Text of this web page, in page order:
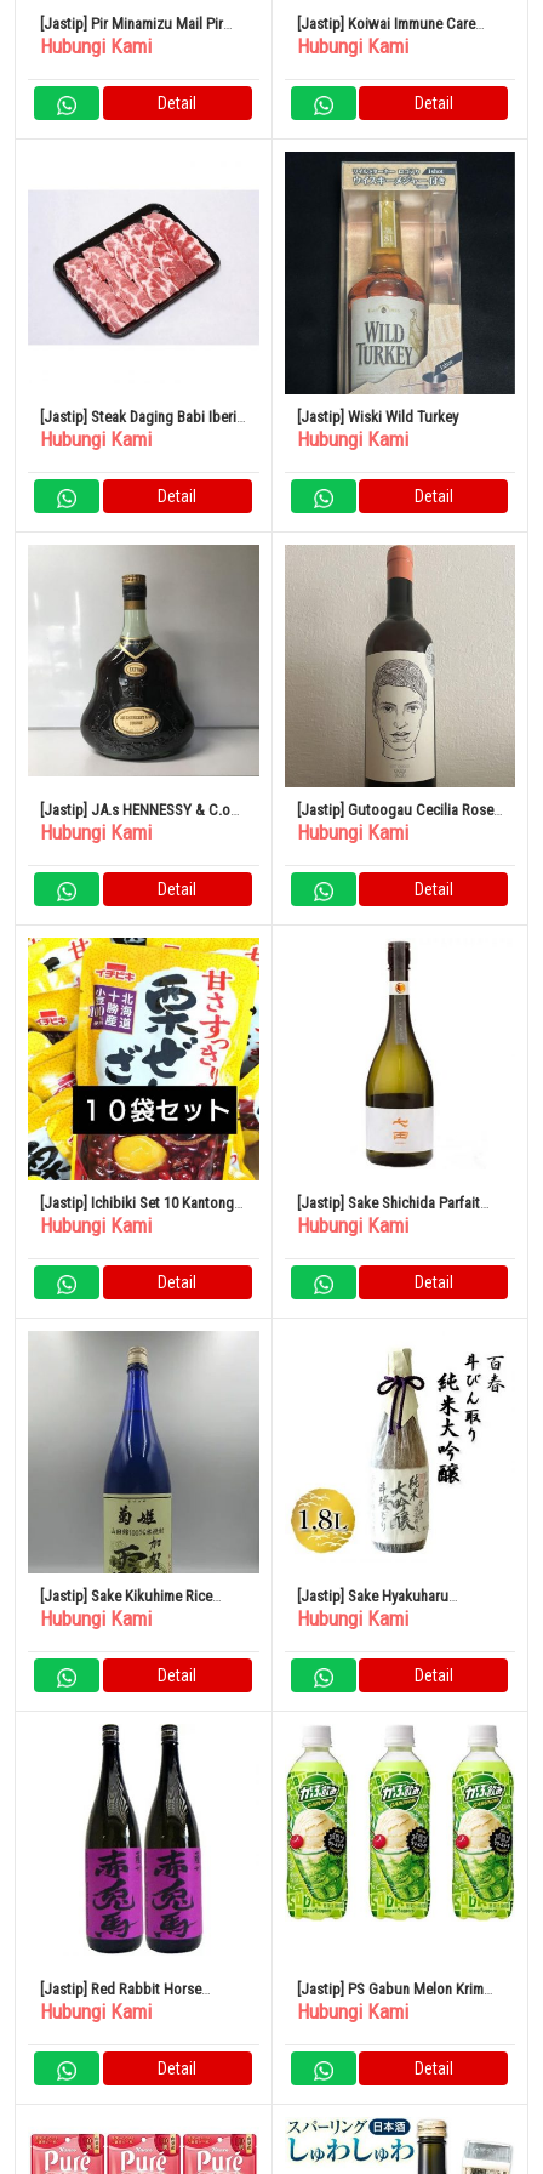
[Jastip] Pir Minamizu Mail Pir
Jepang Kotak Kecil 4 – 6 Buah
Hubungi Kami
Detail
[Jastip] Koiwai Immune Care
Yogurt Rendah Lemak 100g Set
Hubungi Kami
Detail
[Jastip] Steak Daging Babi Iberia
Spanyol 500G
Hubungi Kami
Detail
[Jastip] Wiski Wild Turkey
Hubungi Kami
Detail
[Jastip] JA.s HENNESSY & C.o
COGNAC EXTRA
Hubungi Kami
Detail
[Jastip] Gutoogau Cecilia Rose
2021
Hubungi Kami
Detail
[Jastip] Ichibiki Set 10 Kantong
Kastanye
Hubungi Kami
Detail
[Jastip] Sake Shichida Parfait
Junmai Daiginjo 720ml
Hubungi Kami
Detail
[Jastip] Sake Kikuhime Rice
Shochu Kaga Dew 1800ml
Hubungi Kami
Detail
[Jastip] Sake Hyakuharu
Tobintori Junmai Daiginjo 1.8L
Hubungi Kami
Detail
[Jastip] Red Rabbit Horse
(Ungu) Sweet Potato 1800ml
Hubungi Kami
Detail
[Jastip] PS Gabun Melon Krim
Soda 500ml 24 Buah
Hubungi Kami
Detail